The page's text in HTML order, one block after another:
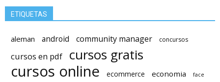
ETIQUETAS
aleman android community manager concursos
cursos en pdf cursos gratis
cursos online ecommerce economia face